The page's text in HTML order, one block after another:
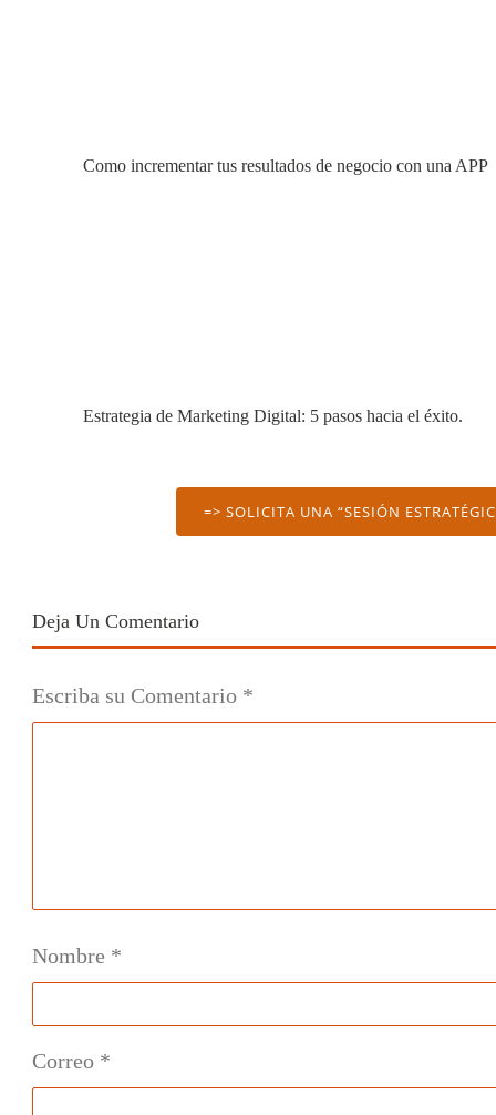
Como incrementar tus resultados de negocio con una APP
Estrategia de Marketing Digital: 5 pasos hacia el éxito.
=> SOLICITA UNA “SESIÓN
Deja Un Comentario
Escriba su Comentario *
Nombre *
Correo *